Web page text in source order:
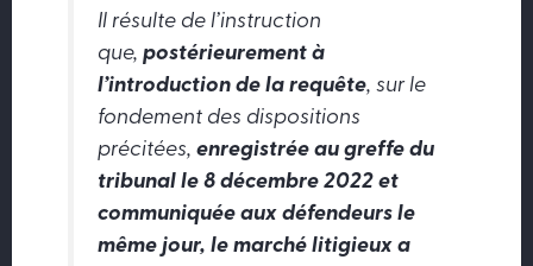
Il résulte de l’instruction
que,postérieurement à
l’introduction de la requête, sur le
fondement des dispositions
précitées,enregistrée au greffe du
tribunal le 8 décembre 2022 et
communiquée aux défendeurs le
même jour, le marché litigieux a